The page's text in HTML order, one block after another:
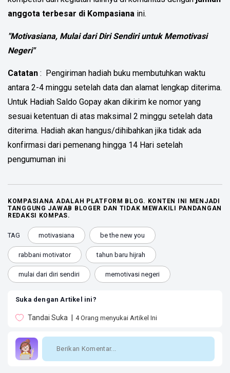
anggota terbesar di Kompasiana ini.
"Motivasiana, Mulai dari Diri Sendiri untuk Memotivasi
Negeri"
Catatan : Pengiriman hadiah buku membutuhkan waktu
antara 2-4 minggu setelah data dan alamat lengkap diterima.
Untuk Hadiah Saldo Gopay akan dikirim ke nomor yang
sesuai ketentuan di atas maksimal 2 minggu setelah data
diterima. Hadiah akan hangus/dihibahkan jika tidak ada
konfirmasi dari pemenang hingga 14 Hari setelah
pengumuman ini
KOMPASIANA ADALAH PLATFORM BLOG. KONTEN INI MENJADI
TANGGUNG JAWAB BLOGER DAN TIDAK MEWAKILI PANDANGAN
REDAKSI KOMPAS.
TAG motivasiana be the new you
rabbani motivator tahun baru hijrah
mulai dari diri sendiri memotivasi negeri
Suka dengan Artikel ini?
Tandai Suka 4Orang menyukai Artikel Ini